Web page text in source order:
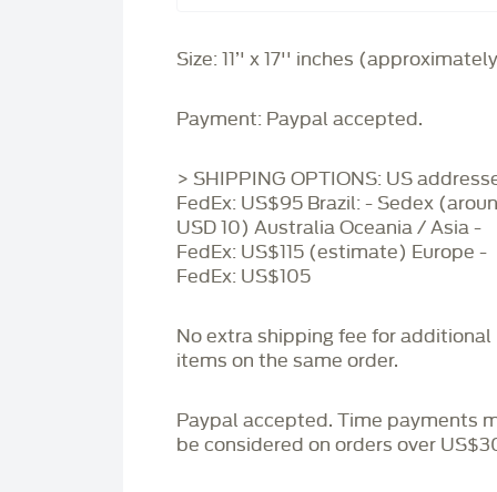
Size: 11’' x 17'' inches
Payment: Paypal accepted.
> SHIPPING OPTIONS: US
FedEx: US$95 Brazil: - Sedex
USD 10) Australia Oceania / Asia -
FedEx: US$115 (estimate) Europe -
FedEx: US$105
No extra shipping fee for additional
items on the same order.
Paypal accepted. Time payments
be considered on orders over